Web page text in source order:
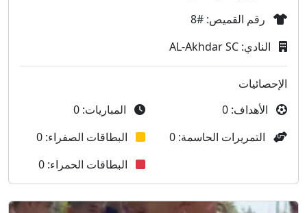
رقم القميص: #8
النادي: AL-Akhdar SC
الإحصائيات
الأهداف: 0
التمريرات الحاسمة: 0
المباريات: 0
البطاقات الصفراء: 0
البطاقات الحمراء: 0